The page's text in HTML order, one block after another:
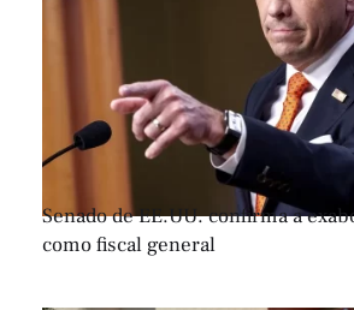
Senado de EE.UU. confirma a
como fiscal general